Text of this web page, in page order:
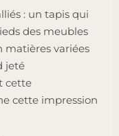
: un tapis qui
des meubles
matières variées
jeté
cette
cette impression